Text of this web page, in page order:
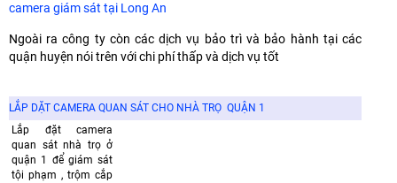
camera giám sát tại Long An
Ngoài ra công ty còn các dịch vụ bảo trì và bảo hành tại các
quận huyện nói trên với chi phí thấp và dịch vụ tốt
LẮP DẶT CAMERA QUAN SÁT CHO NHÀ TRỌ QUẬN 1
Lắp đặt camera
quan sát nhà trọ ở
quận 1 để giám sát
tội phạm , trộm cắp